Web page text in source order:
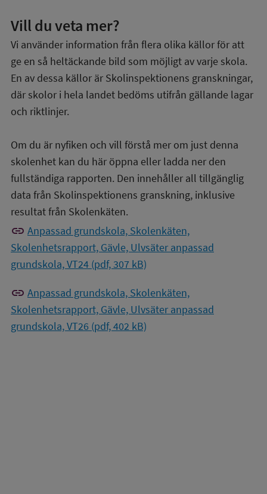
Vill du veta mer?
Vi använder information från flera olika källor för att
ge en så heltäckande bild som möjligt av varje skola.
En av dessa källor är Skolinspektionens granskningar,
där skolor i hela landet bedöms utifrån gällande lagar
och riktlinjer.
Om du är nyfiken och vill förstå mer om just denna
skolenhet kan du här öppna eller ladda ner den
fullständiga rapporten. Den innehåller all tillgänglig
data från Skolinspektionens granskning, inklusive
resultat från Skolenkäten.
link Anpassad grundskola, Skolenkäten,
Skolenhetsrapport, Gävle, Ulvsäter anpassad
grundskola, VT24 (pdf, 307 kB)
link Anpassad grundskola, Skolenkäten,
Skolenhetsrapport, Gävle, Ulvsäter anpassad
grundskola, VT26 (pdf, 402 kB)